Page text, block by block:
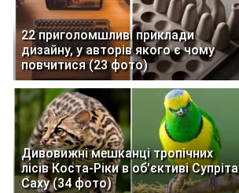
22 приголомшливі приклади
дизайну, у авторів якого є чому
повчитися (23 фото)
Дивовижні мешканці тропічних
лісів Коста-Ріки в об'єктиві Супріта
Саху (34 фото)